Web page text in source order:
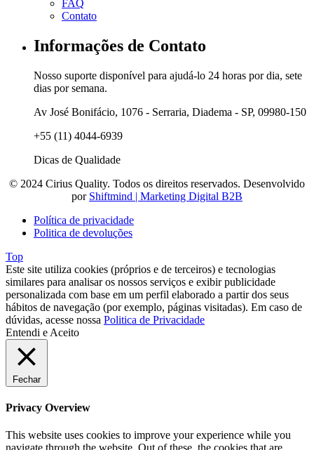
FAQ
Contato
Informações de Contato
Nosso suporte disponível para ajudá-lo 24 horas por dia, sete
dias por semana.
Av José Bonifácio, 1076 - Serraria, Diadema - SP, 09980-150
+55 (11) 4044-6939
Dicas de Qualidade
© 2024 Cirius Quality. Todos os direitos reservados. Desenvolvido
por Shiftmind | Marketing Digital B2B
Política de privacidade
Politica de devoluções
Top
Este site utiliza cookies (próprios e de terceiros) e tecnologias
similares para analisar os nossos serviços e exibir publicidade
personalizada com base em um perfil elaborado a partir dos seus
hábitos de navegação (por exemplo, páginas visitadas). Em caso de
dúvidas, acesse nossa Politica de Privacidade
Entendi e Aceito
Fechar
Privacy Overview
This website uses cookies to improve your experience while you